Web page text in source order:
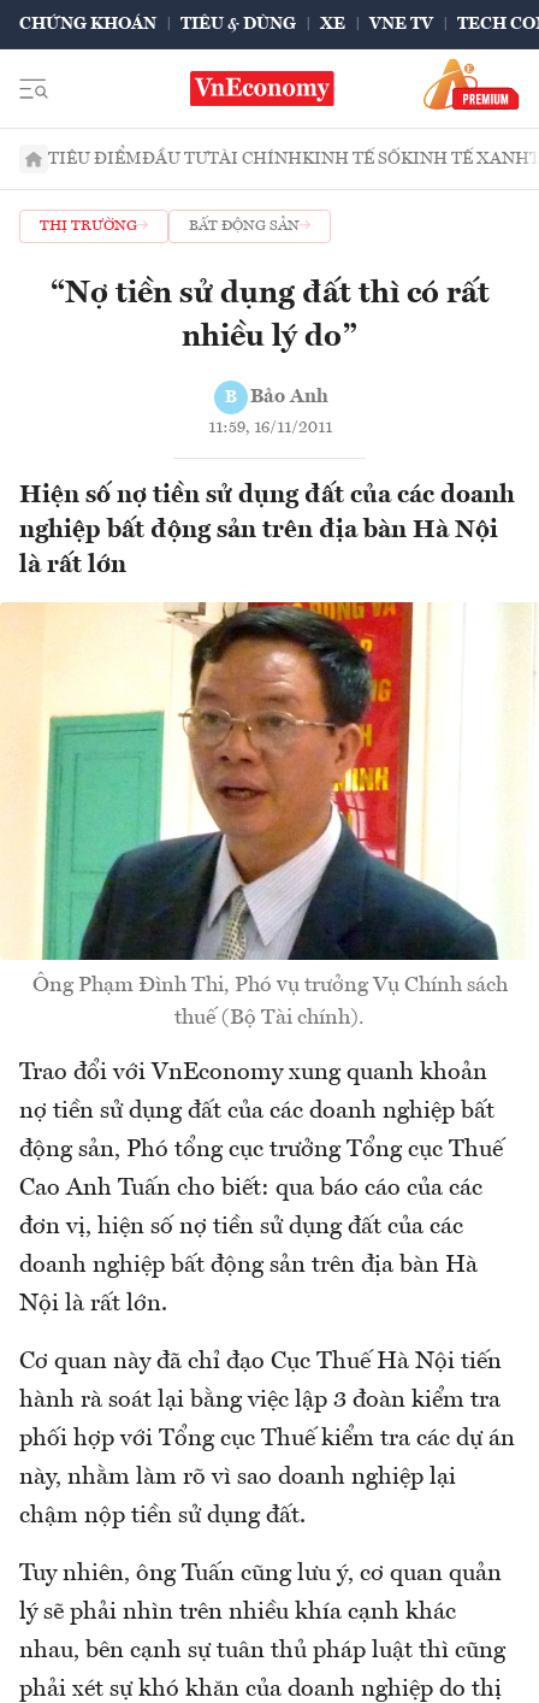
CHỨNG KHOÁN TIÊU & DÙNG XE VNE TV TECH
TIÊU ĐIỂMĐẦU TƯTÀI CHÍNHKINH TẾ SỐKINH TẾ XANH
THỊ TRƯỜNG BẤT ĐỘNG SẢN
“Nợ tiền sử dụng đất thì có rất
nhiều lý do”
B Bảo Anh
11:59, 16/11/2011
Hiện số nợ tiền sử dụng đất của các doanh
nghiệp bất động sản trên địa bàn Hà Nội
là rất lớn
Ông Phạm Đình Thi, Phó vụ trưởng Vụ Chính sách
thuế (Bộ Tài chính).
Trao đổi với VnEconomy xung quanh khoản
nợ tiền sử dụng đất của các doanh nghiệp bất
động sản, Phó tổng cục trưởng Tổng cục Thuế
Cao Anh Tuấn cho biết: qua báo cáo của các
đơn vị, hiện số nợ tiền sử dụng đất của các
doanh nghiệp bất động sản trên địa bàn Hà
Nội là rất lớn.
Cơ quan này đã chỉ đạo Cục Thuế Hà Nội tiến
hành rà soát lại bằng việc lập 3 đoàn kiểm tra
phối hợp với Tổng cục Thuế kiểm tra các dự án
này, nhằm làm rõ vì sao doanh nghiệp lại
chậm nộp tiền sử dụng đất.
Tuy nhiên, ông Tuấn cũng lưu ý, cơ quan quản
lý sẽ phải nhìn trên nhiều khía cạnh khác
nhau, bên cạnh sự tuân thủ pháp luật thì cũng
phải xét sự khó khăn của doanh nghiệp do thị